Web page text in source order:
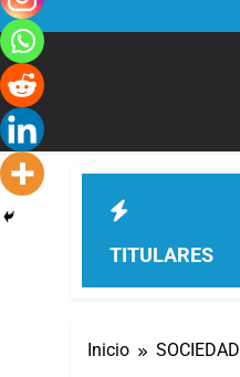
TITULARES
en la sede de Quilmes
Inicio SOCIEDAD